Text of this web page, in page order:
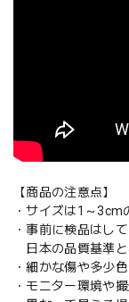
【商品の注意点】
・サイズは1～3cm
・事前に検品はし
日本の品質基準と
・細かな傷や多少
・モニター環境や